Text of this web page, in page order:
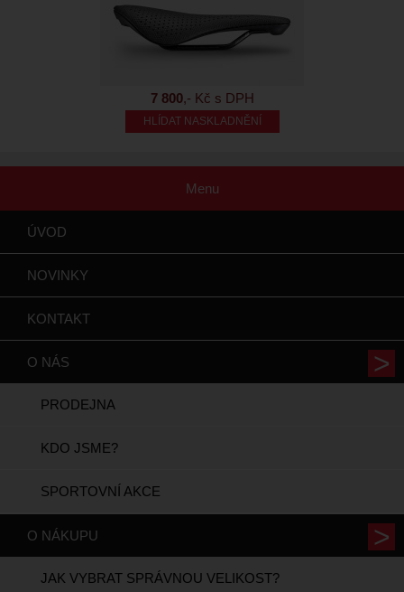
7 800,- Kč s DPH
HLÍDAT NASKLADNĚNÍ
Menu
ÚVOD
NOVINKY
KONTAKT
O NÁS
PRODEJNA
KDO JSME?
SPORTOVNÍ AKCE
O NÁKUPU
JAK VYBRAT SPRÁVNOU VELIKOST?